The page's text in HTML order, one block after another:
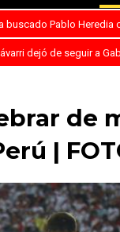
buscado Pablo Heredia
dejó de seguir a
de
|